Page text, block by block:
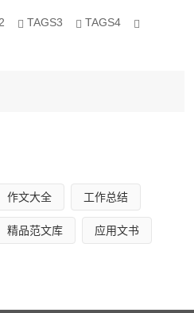
断提高档案的利用价值。
细心，不断完善档案制度，加
新，使档案工作迈上了新的台
案工作的领导与档案人员岗位
作管理目标制度，狠抓薄弱环
TAGS3
TAGS4
作文大全 工作总结
精品范文库 应用文书